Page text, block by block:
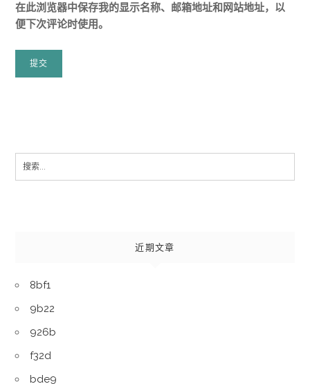
在此浏览器中保存我的显示名称、邮箱地址和网站地址，以
便下次评论时使用。
Search
近期文章
8bf1
9b22
926b
f32d
bde9